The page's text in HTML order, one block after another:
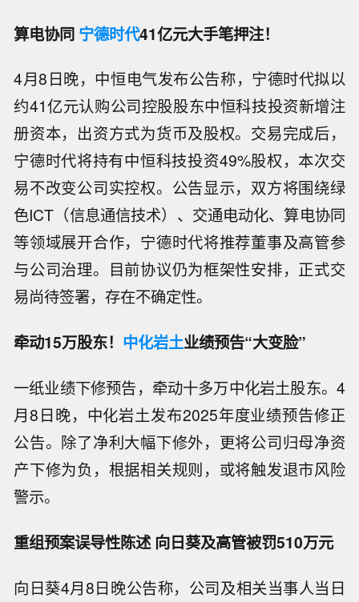
算电协同 宁德时代41亿元大手笔押注！
4月8日晚，中恒电气发布公告称，宁德时代拟以
约41亿元认购公司控股股东中恒科技投资新增注
册资本，出资方式为货币及股权。交易完成后，
宁德时代将持有中恒科技投资49%股权，本次交
易不改变公司实控权。公告显示，双方将围绕绿
色ICT（信息通信技术）、交通电动化、算电协同
等领域展开合作，宁德时代将推荐董事及高管参
与公司治理。目前协议仍为框架性安排，正式交
易尚待签署，存在不确定性。
牵动15万股东！ 中化岩土业绩预告“大变脸”
一纸业绩下修预告，牵动十多万中化岩土股东。4
月8日晚，中化岩土发布2025年度业绩预告修正
公告。除了净利大幅下修外，更将公司归母净资
产下修为负，根据相关规则，或将触发退市风险
警示。
重组预案误导性陈述 向日葵及高管被罚510万元
向日葵4月8日晚公告称，公司及相关当事人当日